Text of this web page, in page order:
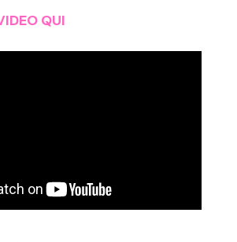
QUI